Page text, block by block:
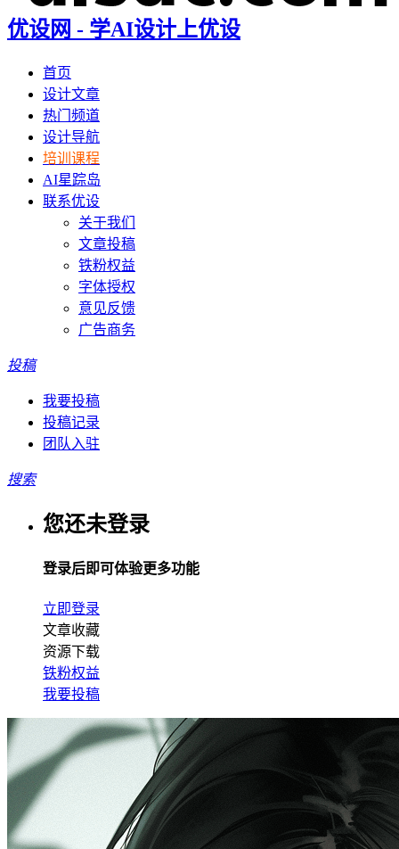
优设网 - 学AI设计上优设
首页
设计文章
热门频道
设计导航
培训课程
AI星踪岛
联系优设
关于我们
文章投稿
铁粉权益
字体授权
意见反馈
广告商务
投稿
我要投稿
投稿记录
团队入驻
搜索
您还未登录
登录后即可体验更多功能
立即登录
文章收藏
资源下载
铁粉权益
我要投稿